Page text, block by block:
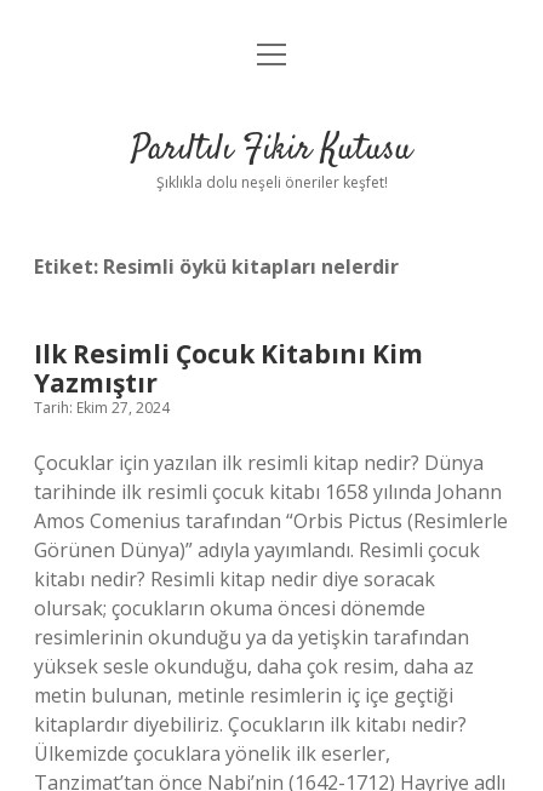
Anasayfa
Yasal Uyarı
menüyü
Parıltılı Fikir Kutusu
Şıklıkla dolu neşeli öneriler keşfet!
Etiket: Resimli öykü kitapları nelerdir
Ilk Resimli Çocuk Kitabını Kim
Yazmıştır
Tarih: Ekim 27, 2024
Çocuklar için yazılan ilk resimli kitap nedir? Dünya
tarihinde ilk resimli çocuk kitabı 1658 yılında Johann
Amos Comenius tarafından “Orbis Pictus (Resimlerle
Görünen Dünya)” adıyla yayımlandı. Resimli çocuk
kitabı nedir? Resimli kitap nedir diye soracak
olursak; çocukların okuma öncesi dönemde
resimlerinin okunduğu ya da yetişkin tarafından
yüksek sesle okunduğu, daha çok resim, daha az
metin bulunan, metinle resimlerin iç içe geçtiği
kitaplardır diyebiliriz. Çocukların ilk kitabı nedir?
Ülkemizde çocuklara yönelik ilk eserler,
Tanzimat’tan önce Nabi’nin (1642-1712) Hayriye adlı